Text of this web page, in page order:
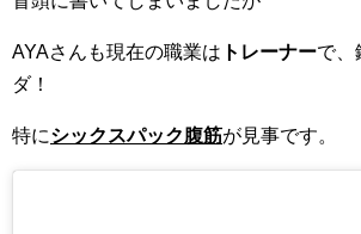
AYAさんも現在の職業は トレーナーで、
ダ！
特にシックスパック腹筋が見事です。